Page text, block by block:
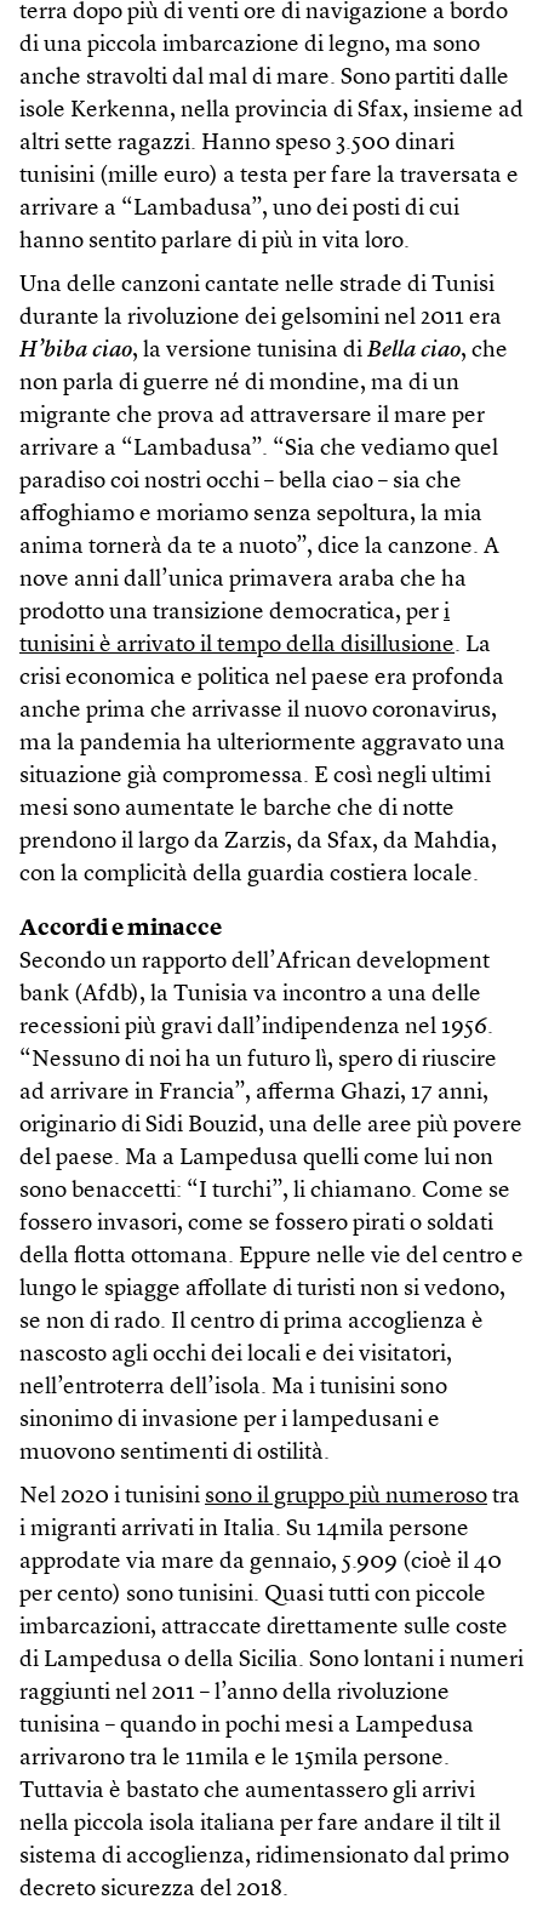
terra dopo più di venti ore di navigazione a bordo
di una piccola imbarcazione di legno, ma sono
anche stravolti dal mal di mare. Sono partiti dalle
isole Kerkenna, nella provincia di Sfax, insieme ad
altri sette ragazzi. Hanno speso 3.500 dinari
tunisini (mille euro) a testa per fare la traversata e
arrivare a “Lambadusa”, uno dei posti di cui
hanno sentito parlare di più in vita loro.
Una delle canzoni cantate nelle strade di Tunisi
durante la rivoluzione dei gelsomini nel 2011 era
H’biba ciao, la versione tunisina di Bella ciao, che
non parla di guerre né di mondine, ma di un
migrante che prova ad attraversare il mare per
arrivare a “Lambadusa”. “Sia che vediamo quel
paradiso coi nostri occhi – bella ciao – sia che
affoghiamo e moriamo senza sepoltura, la mia
anima tornerà da te a nuoto”, dice la canzone. A
nove anni dall’unica primavera araba che ha
prodotto una transizione democratica, per i
tunisini è arrivato il tempo della disillusione. La
crisi economica e politica nel paese era profonda
anche prima che arrivasse il nuovo coronavirus,
ma la pandemia ha ulteriormente aggravato una
situazione già compromessa. E così negli ultimi
mesi sono aumentate le barche che di notte
prendono il largo da Zarzis, da Sfax, da Mahdia,
con la complicità della guardia costiera locale.
Accordi e minacce
Secondo un rapporto dell’African development
bank (Afdb), la Tunisia va incontro a una delle
recessioni più gravi dall’indipendenza nel 1956.
“Nessuno di noi ha un futuro lì, spero di riuscire
ad arrivare in Francia”, afferma Ghazi, 17 anni,
originario di Sidi Bouzid, una delle aree più povere
del paese. Ma a Lampedusa quelli come lui non
sono benaccetti: “I turchi”, li chiamano. Come se
fossero invasori, come se fossero pirati o soldati
della flotta ottomana. Eppure nelle vie del centro e
lungo le spiagge affollate di turisti non si vedono,
se non di rado. Il centro di prima accoglienza è
nascosto agli occhi dei locali e dei visitatori,
nell’entroterra dell’isola. Ma i tunisini sono
sinonimo di invasione per i lampedusani e
muovono sentimenti di ostilità.
Nel 2020 i tunisini sono il gruppo più numeroso tra
i migranti arrivati in Italia. Su 14mila persone
approdate via mare da gennaio, 5.909 (cioè il 40
per cento) sono tunisini. Quasi tutti con piccole
imbarcazioni, attraccate direttamente sulle coste
di Lampedusa o della Sicilia. Sono lontani i numeri
raggiunti nel 2011 – l’anno della rivoluzione
tunisina – quando in pochi mesi a Lampedusa
arrivarono tra le 11mila e le 15mila persone.
Tuttavia è bastato che aumentassero gli arrivi
nella piccola isola italiana per fare andare il tilt il
sistema di accoglienza, ridimensionato dal primo
decreto sicurezza del 2018.